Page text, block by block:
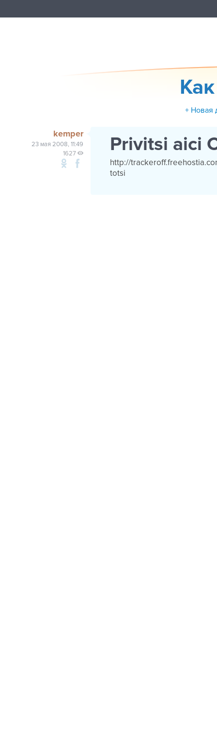
+ Новая
kemper
23 мая 2008, 11:49
1627
Privitsi aici
http://
totsi